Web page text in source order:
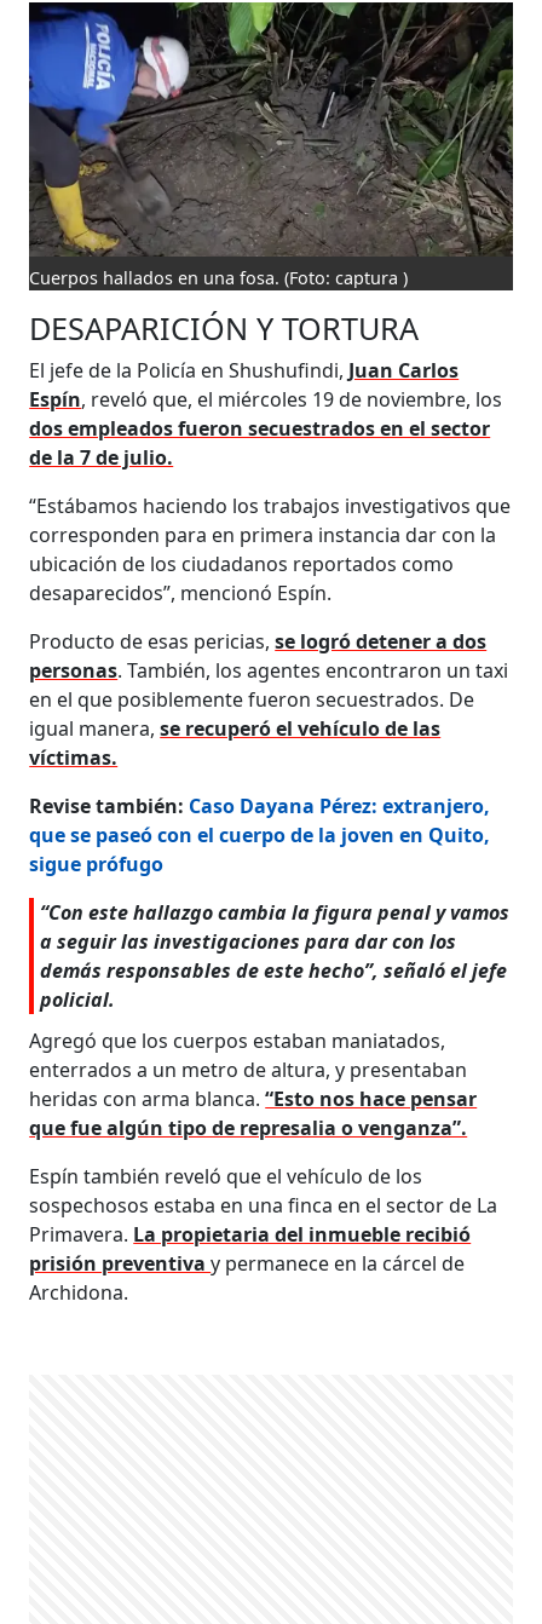
Cuerpos hallados en una fosa.(Foto: captura )
DESAPARICIÓN Y TORTURA
El jefe de la Policía en Shushufindi, Juan Carlos
Espín, reveló que, el miércoles 19 de noviembre, los
dos empleados fueron secuestrados en el sector
de la 7 de julio.
“Estábamos haciendo los trabajos investigativos que
corresponden para en primera instancia dar con la
ubicación de los ciudadanos reportados como
desaparecidos”, mencionó Espín.
Producto de esas pericias,se logró detener a dos
personas. También, los agentes encontraron un taxi
en el que posiblemente fueron secuestrados. De
igual manera,se recuperó el vehículo de las
víctimas.
Revise también: Caso Dayana Pérez: extranjero,
que se paseó con el cuerpo de la joven en Quito,
sigue prófugo
“Con este hallazgo cambia la figura penal y vamos
a seguir las investigaciones para dar con los
demás responsables de este hecho”, señaló el jefe
policial.
Agregó que los cuerpos estaban maniatados,
enterrados a un metro de altura, y presentaban
heridas con arma blanca.“Esto nos hace pensar
que fue algún tipo de represalia o venganza”.
Espín también reveló que el vehículo de los
sospechosos estaba en una finca en el sector de La
Primavera. La propietaria del inmueble recibió
prisión preventivay permanece en la cárcel de
Archidona.